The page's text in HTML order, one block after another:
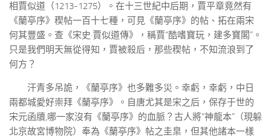
相賈似道（1213-1275）。在十三世紀中后期，賈平章竟然有
《蘭亭序》稧帖一百十七種，可見《蘭亭序》的帖、拓在兩宋
何其豐盛。查《宋史·賈似道傳》，稱賈“酷嗜寶玩，建多寶閣”。
只是我們明天無從得知，賈被殺后，那些稧帖，不知流浪到了
何方？
汗青多吊詭，《蘭亭序》也多難多災。幸虧，幸虧，中日
兩都城愛好崇拜《蘭亭序》。自唐尤其是宋之后，保存于世的
宋元函牘,哪一家沒有《蘭亭序》的血脈？古人將“神龍本”（現躲
北京故宮博物院）奉為《蘭亭序》帖之圭臬，但其他諸本一樣